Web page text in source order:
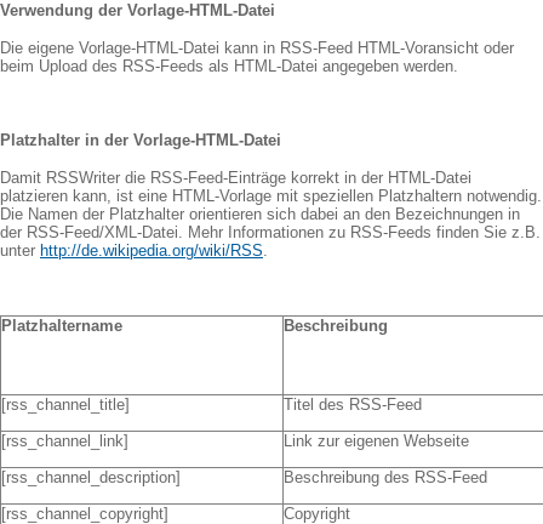
Verwendung der Vorlage-HTML-Datei
Die eigene Vorlage-HTML-Datei kann in RSS-Feed HTML-Voransicht oder
beim Upload des RSS-Feeds als HTML-Datei angegeben werden.
Platzhalter in der Vorlage-HTML-Datei
Damit RSSWriter die RSS-Feed-Einträge korrekt in der HTML-Datei
platzieren kann, ist eine HTML-Vorlage mit speziellen Platzhaltern notwendig.
Die Namen der Platzhalter orientieren sich dabei an den Bezeichnungen in
der RSS-Feed/XML-Datei. Mehr Informationen zu RSS-Feeds finden Sie z.B.
unter http://de.wikipedia.org/wiki/RSS
Platzhaltername Beschreibung
[rss_channel_title]
Titel des RSS-Feed
[rss_channel_link]
Link zur eigenen Webseite
[rss_channel_description]
Beschreibung des RSS-Feed
[rss_channel_copyright]
Copyright